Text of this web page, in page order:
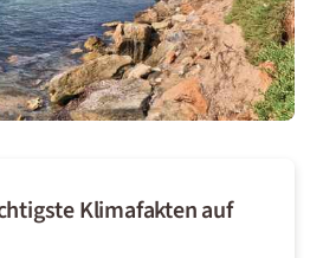
Klimafakten auf